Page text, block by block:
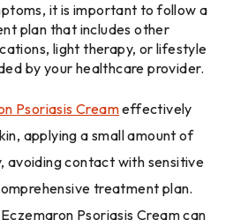
it is important to follow a
plan that includes other
light therapy, or lifestyle
by your healthcare provider.
Psoriasis Creameffectively
applying a small amount of
avoiding contact with sensitive
treatment plan.
Psoriasis Cream can